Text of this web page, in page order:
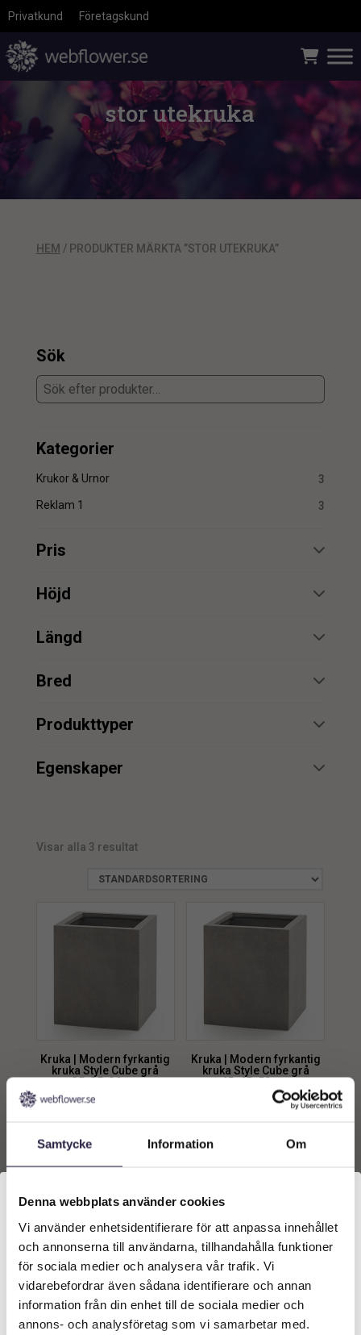
Samtycke Information Om
Denna webbplats använder cookies
Vi använder enhetsidentifierare för att anpassa innehållet
och annonserna till användarna, tillhandahålla funktioner
för sociala medier och analysera vår trafik. Vi
vidarebefordrar även sådana identifierare och annan
information från din enhet till de sociala medier och
annons- och analysföretag som vi samarbetar med.
Privatkund Företagskund
stor utekruka
HEM / PRODUKTER MÄRKTA ”STOR UTEKRUKA”
Sök
Kategorier
Krukor & Urnor 3
Reklam 1 3
Pris
min.
min. max.
Höjd
min.
min. max.
Längd
min.
min. max.
Bred
min.
Produkttyper
Designkruka
Egenskaper
Visar alla 3 resultat
Kruka | Modern fyrkantig
kruka Style Cube grå
35x35x39cm
2149
Lägg till i
varukorg
Kruka | Modern fyrkantig
kruka Style Cube grå
45x45x50 cm
kr
Välkommen till Webflower
Vilken typ av kund är du? Du kan alltid justera ditt val
längst upp på sidan.
Företagskund (exkl. moms)